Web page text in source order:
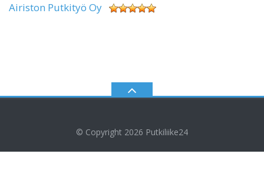
Airiston Putkityö Oy
© Copyright 2026 Putkiliike24